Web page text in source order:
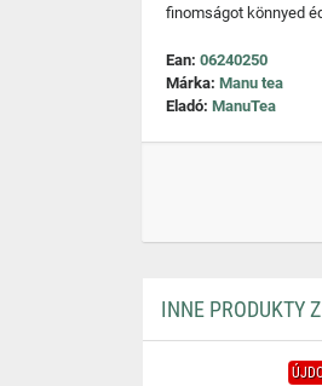
finomságot könnyed
Ean: 06240250
Márka: Manu tea
Eladó: ManuTea
INNE PRODUKTY